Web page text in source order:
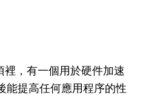
，有一個用於硬件加速
能提高任何應用程序的性